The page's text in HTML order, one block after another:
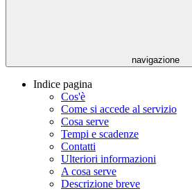
navigazione
Indice pagina
Cos'è
Come si accede al servizio
Cosa serve
Tempi e scadenze
Contatti
Ulteriori informazioni
A cosa serve
Descrizione breve